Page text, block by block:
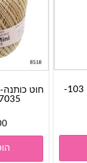
מלגה- Malaga- גוון 103-
7035- בז' בהיר